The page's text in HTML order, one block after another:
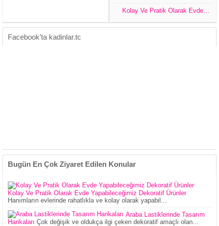
Kendi el emeğimiz ve fikrimiz olan
tasarımlar ile...
Facebook’ta kadinlar.tc
Bugün En Çok Ziyaret Edilen Konular
Kolay Ve Pratik Olarak Evde Yapabileceğimiz Dekoratif Ürünler
Hanımların evlerinde rahatlıkla ve kolay olarak yapabil...
Araba Lastiklerinde Tasarım
Harikaları Çok değişik ve oldukça ilgi çeken dekoratif amaçlı olan...